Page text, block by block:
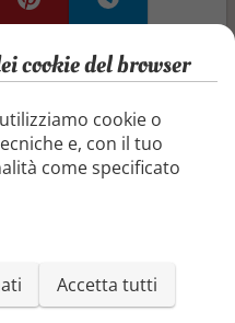
o articoli
cookie del browser
cookie o
e, con il tuo
come specificato
Accetta tutti